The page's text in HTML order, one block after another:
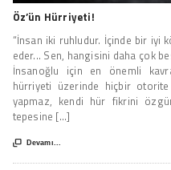
Öz’ün Hürriyeti!
“İnsan iki ruhludur. İçinde bir iyi
eder... Sen, hangisini daha çok
İnsanoğlu için en önemli
hürriyeti üzerinde hiçbir
yapmaz, kendi hür fikrini
tepesine [...]
 Devamı...